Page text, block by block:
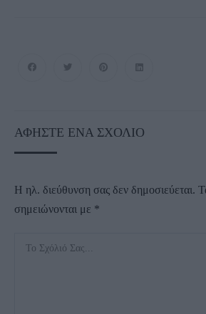
ΑΦΉΣΤΕ ΈΝΑ ΣΧΌΛΙΟ
Η ηλ. διεύθυνση σας δεν δημοσιεύεται.
σημειώνονται με *